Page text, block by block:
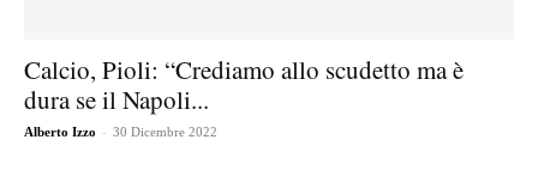
Calcio, Pioli: “Crediamo allo scudetto ma è
dura se il Napoli...
Alberto Izzo - 30 Dicembre 2022